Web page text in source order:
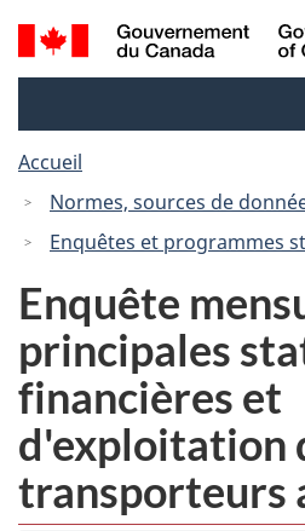
au
à
Recherche
et
Accueil
Normes, sources de
Enquêtes et programmes
Enquête
principales
financières et
d'exploitation
transporteurs